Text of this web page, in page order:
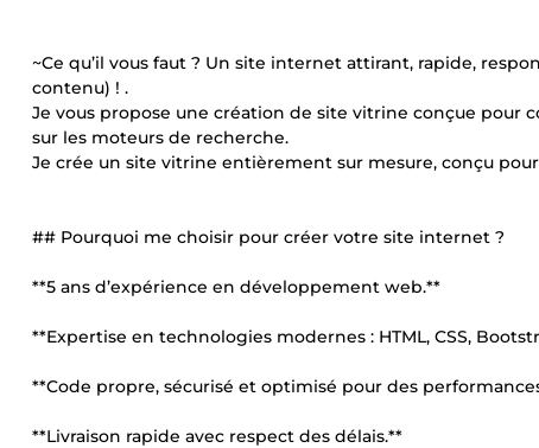
~Ce qu’il vous faut ? Un site internet attirant, rapide,
contenu) ! .
Je vous propose une création de site vitrine conçue pour
sur les moteurs de recherche.
Je crée un site vitrine entièrement sur mesure, conçu
## Pourquoi me choisir pour créer votre site internet ?
**5 ans d’expérience en développement web.**
**Expertise en technologies modernes : HTML, CSS,
**Code propre, sécurisé et optimisé pour des
**Livraison rapide avec respect des délais.**